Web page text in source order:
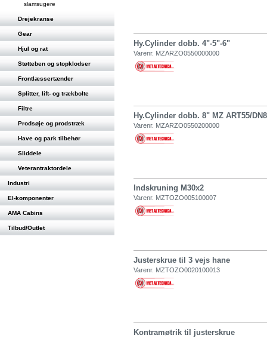
slamsugere
Drejekranse
Gear
Hjul og rat
Støtteben og stopklodser
Frontlæssertænder
Splitter, lift- og trækbolte
Filtre
Prodsøje og prodstræk
Have og park tilbehør
Sliddele
Veterantraktordele
Industri
El-komponenter
AMA Cabins
Tilbud/Outlet
Hy.Cylinder dobb. 4"-5"-6"
Varenr. MZARZO0550000000
Hy.Cylinder dobb. 8" MZ ART55/DN8
Varenr. MZARZO0550200000
Indskruning M30x2
Varenr. MZTOZO005100007
Justerskrue til 3 vejs hane
Varenr. MZTOZO0020100013
Kontramøtrik til justerskrue